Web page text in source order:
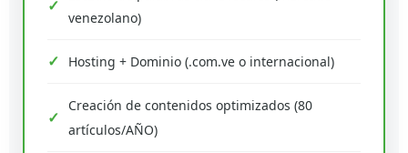
venezolano)
Hosting + Dominio (.com.ve o internacional)
Creación de contenidos optimizados (80
artículos/AÑO)